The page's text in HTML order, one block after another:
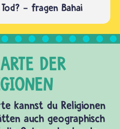
- fragen Bahai
kannst du Religionen
auch geographisch